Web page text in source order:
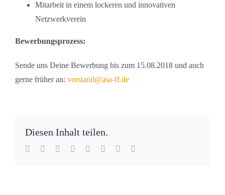
Mitarbeit in einem lockeren und innovativen
Netzwerkverein
Bewerbungsprozess:
Sende uns Deine Bewerbung bis zum 15.08.2018 und auch
gerne früher an: vorstand@asa-ff.de
Diesen Inhalt teilen.
Facebook
TwitterReddit LinkedInWhatsApp
TumblrPinterest